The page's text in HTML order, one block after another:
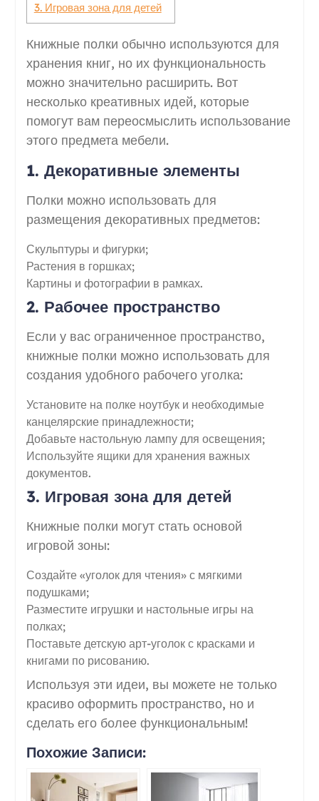
3. Игровая зона для детей
Книжные полки обычно используются для
хранения книг, но их функциональность
можно значительно расширить. Вот
несколько креативных идей, которые
помогут вам переосмыслить использование
этого предмета мебели.
1. Декоративные элементы
Полки можно использовать для
размещения декоративных предметов:
Скульптуры и фигурки;
Растения в горшках;
Картины и фотографии в рамках.
2. Рабочее пространство
Если у вас ограниченное пространство,
книжные полки можно использовать для
создания удобного рабочего уголка:
Установите на полке ноутбук и необходимые
канцелярские принадлежности;
Добавьте настольную лампу для освещения;
Используйте ящики для хранения важных
документов.
3. Игровая зона для детей
Книжные полки могут стать основой
игровой зоны:
Создайте «уголок для чтения» с мягкими
подушками;
Разместите игрушки и настольные игры на
полках;
Поставьте детскую арт-уголок с красками и
книгами по рисованию.
Используя эти идеи, вы можете не только
красиво оформить пространство, но и
сделать его более функциональным!
Похожие Записи: